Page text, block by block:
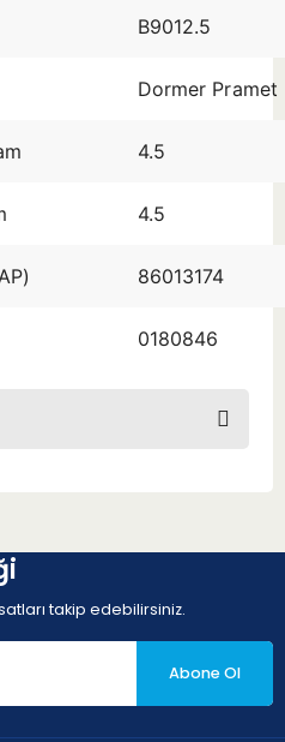
B9012.5
Dormer Pramet
4.5
4.5
86013174
0180846
takip edebilirsiniz.
Abone Ol